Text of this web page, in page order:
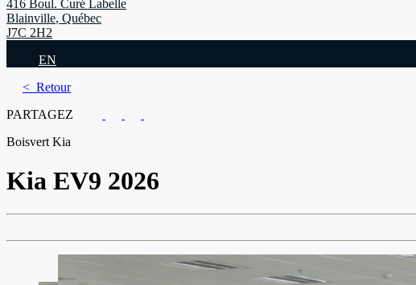
416 Boul. Curé Labelle
Blainville, Québec
J7C 2H2
EN
< Retour
PARTAGEZ
Boisvert Kia
Kia EV9 2026